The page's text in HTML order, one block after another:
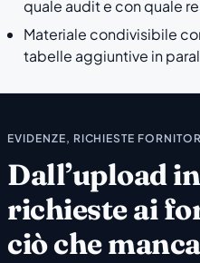
quale audit e con quale
Materiale condivisibile
tabelle aggiuntive in
EVIDENZE, RICHIESTE
Dall’upload
richieste ai
ciò che